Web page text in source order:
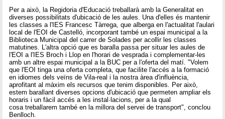
Per a això, la Regidoria d'Educació treballarà amb la Generalitat en
diverses possibilitats d'ubicació de les aules. Una d'elles és mantenir
les classes a l'IES Francesc Tàrrega, que alberga en l'actualitat l'aulari
local de l'EOI de Castelló, incorporant també un espai municipal a la
Biblioteca Municipal del carrer de Solades per acollir les classes
matutines. L'altra opció que es baralla passa per situar les aules de
l'EOI a l'IES Broch i Llop en l'horari de vesprada i complementar-les
amb un altre espai municipal a la BUC per a l'oferta del matí. "Volem
que l'EOI tinga una oferta completa, que facilite l'accés a la formació
en idiomes dels veïns de Vila-real i la nostra àrea d'influència,
aprofitant al màxim els recursos que tenim disponibles. Per això,
estem barallant diverses opcions d'ubicació que permeten ampliar els
horaris i un fàcil accés a les instal·lacions, per a la qual
cosa treballarem també en la millora del servei de transport", conclou
Benlloch.